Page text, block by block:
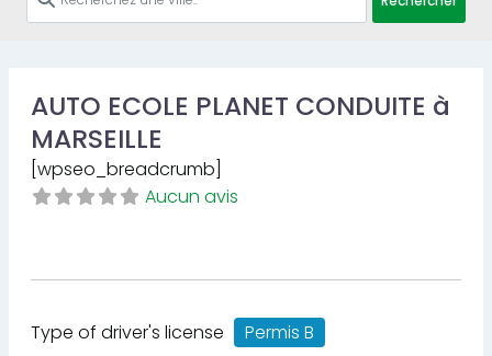
AUTO ECOLE PLANET CONDUITE à
MARSEILLE
[wpseo_breadcrumb]
Aucun avis
Type of driver's license
Permis B